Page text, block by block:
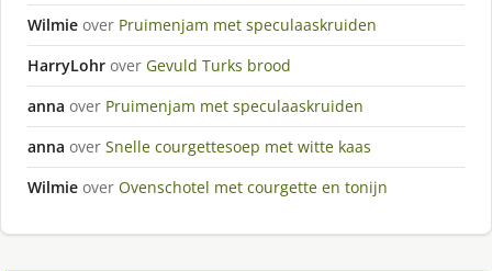
Wilmie over Pruimenjam met speculaaskruiden
HarryLohr over Gevuld Turks brood
anna over Pruimenjam met speculaaskruiden
anna over Snelle courgettesoep met witte kaas
Wilmie over Ovenschotel met courgette en tonijn